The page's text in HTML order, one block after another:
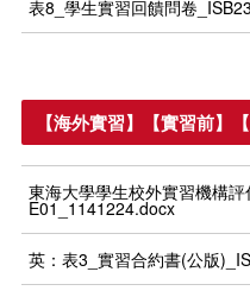
表8_學生實習回饋問卷
【海外實習】【實習前】
東海大學學生校外實習機構
E01_1141224.docx
英：表3_實習合約書(公版